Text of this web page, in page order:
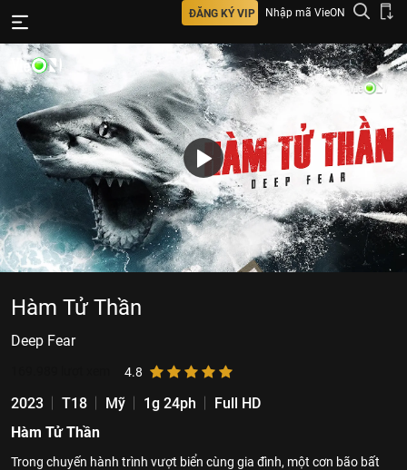
ĐĂNG KÝ VIP Nhập mã VieON
Hàm Tử Thần
Deep Fear
4.8
2023 T18 Mỹ 1g 24ph
Full HD
Hàm Tử Thần
Trong chuyến hành trình vượt biển cùng gia đình, một cơn bão bất